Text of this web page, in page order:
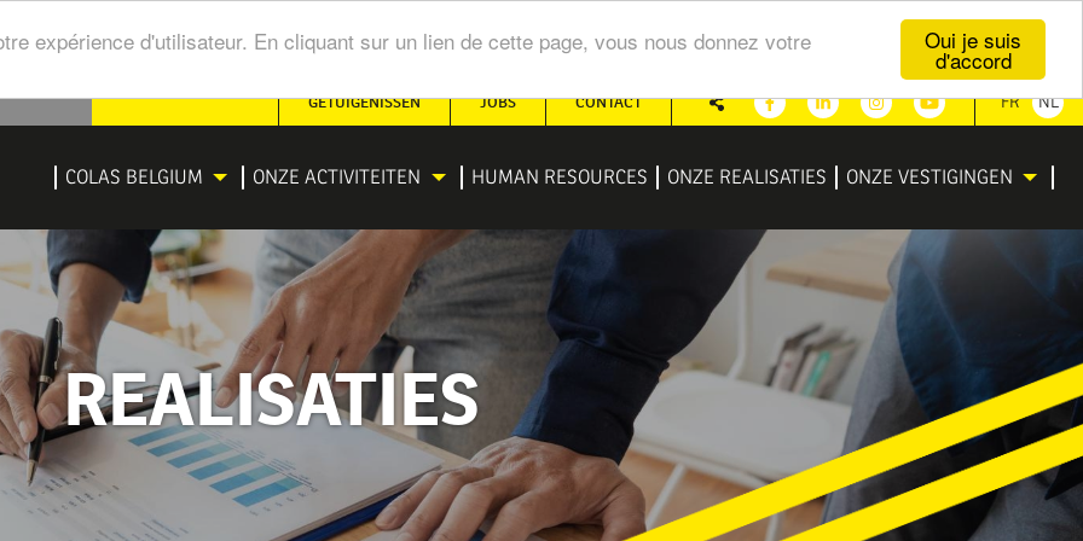
Oui je suis
d'accord
expérience d'utilisateur. En cliquant sur un lien de cette page, vous nous donnez votre
COLAS BELGIUM ONZE ACTIVITEITEN HUMAN RESOURCES ONZE REALISATIES ONZE VESTIGINGEN
SECONDARY
NAVIGATION
GETUIGENISSEN JOBS CONTACT
FacebookLinkedinInstagramYoutube
Share
FR NL
REALISATIES